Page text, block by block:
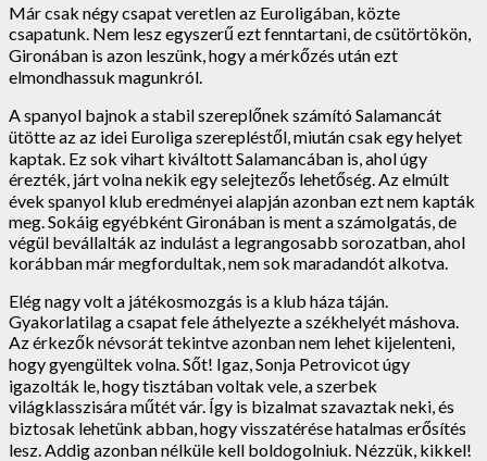
Már csak négy csapat veretlen az Euroligában, közte
csapatunk. Nem lesz egyszerű ezt fenntartani, de csütörtökön,
Gironában is azon leszünk, hogy a mérkőzés után ezt
elmondhassuk magunkról.
A spanyol bajnok a stabil szereplőnek számító Salamancát
ütötte az az idei Euroliga szerepléstől, miután csak egy helyet
kaptak. Ez sok vihart kiváltott Salamancában is, ahol úgy
érezték, járt volna nekik egy selejtezős lehetőség. Az elmúlt
évek spanyol klub eredményei alapján azonban ezt nem kapták
meg. Sokáig egyébként Gironában is ment a számolgatás, de
végül bevállalták az indulást a legrangosabb sorozatban, ahol
korábban már megfordultak, nem sok maradandót alkotva.
Elég nagy volt a játékosmozgás is a klub háza táján.
Gyakorlatilag a csapat fele áthelyezte a székhelyét máshova.
Az érkezők névsorát tekintve azonban nem lehet kijelenteni,
hogy gyengültek volna. Sőt! Igaz, Sonja Petrovicot úgy
igazolták le, hogy tisztában voltak vele, a szerbek
világklasszisára műtét vár. Így is bizalmat szavaztak neki, és
biztosak lehetünk abban, hogy visszatérése hatalmas erősítés
lesz. Addig azonban nélküle kell boldogolniuk. Nézzük, kikkel!